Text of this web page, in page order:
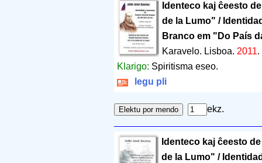
Identeco kaj ĉeesto
de la Lumo" /
Branco em "Do País
Karavelo. Lisboa. 2011.
Klarigo: Spiritisma eseo.
legu pli
ekz.
Identeco kaj ĉeesto
de la Lumo" /